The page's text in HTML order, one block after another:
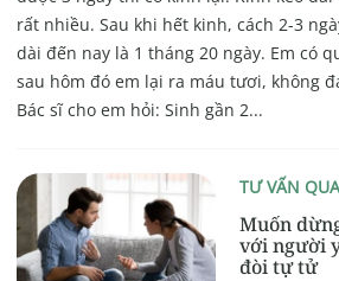
rất nhiều. Sau khi hết kinh, cách 2-3
dài đến nay là 1 tháng 20 ngày. Em có
sau hôm đó em lại ra máu tươi, không
Bác sĩ cho em hỏi: Sinh gần 2...
TƯ VẤN
Muốn
với người
đòi tự tử